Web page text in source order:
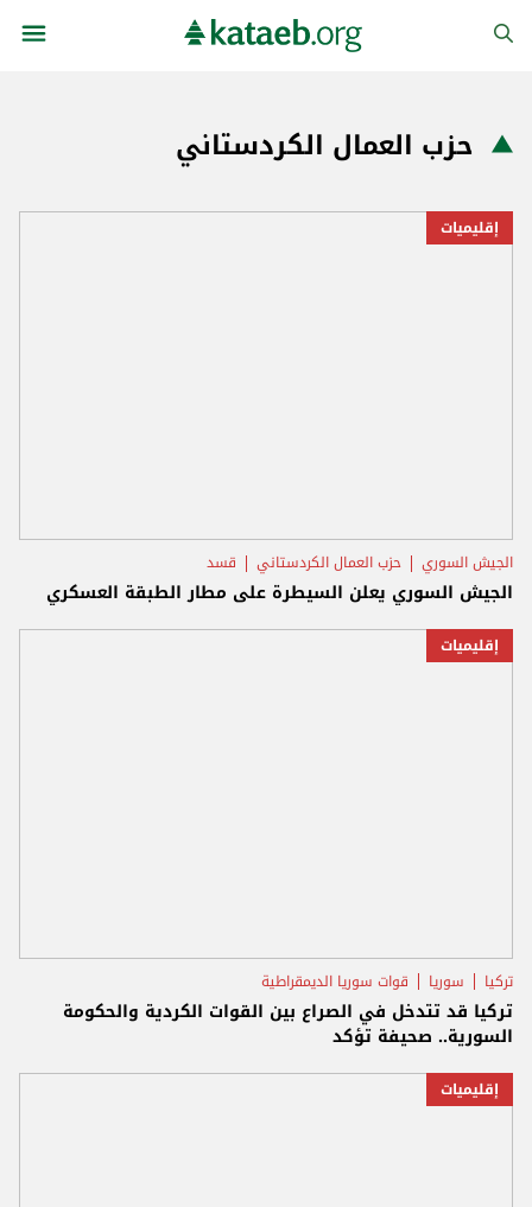
حزب العمال الكردستاني
إقليميات
الجيش السوري حزب العمال الكردستاني قسد
الجيش السوري يعلن السيطرة على مطار الطبقة العسكري
إقليميات
تركيا سوريا قوات سوريا الديمقراطية
تركيا قد تتدخل في الصراع بين القوات الكردية والحكومة
السورية.. صحيفة تؤكد
إقليميات